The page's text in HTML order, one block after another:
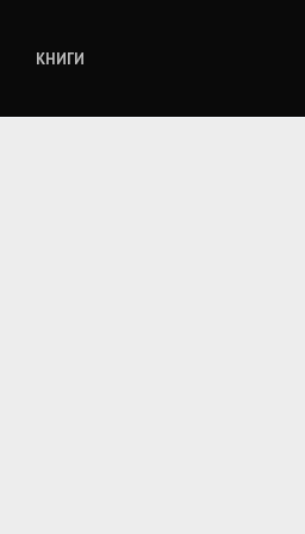
КНИГИ